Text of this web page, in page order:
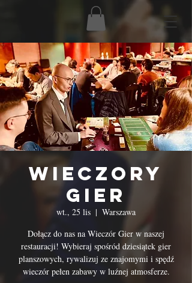
Wieczory
Gier
wt., 25 lis
  |
Warszawa
Dołącz do nas na Wieczór Gier w naszej
restauracji! Wybieraj spośród dziesiątek gier
planszowych, rywalizuj ze znajomymi i spędź
wieczór pełen zabawy w luźnej atmosferze.